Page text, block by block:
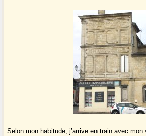
Selon mon habitude, j’arrive en train avec mon